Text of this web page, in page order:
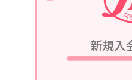
令和5年9月25日
定例会議in軽井沢
新規入